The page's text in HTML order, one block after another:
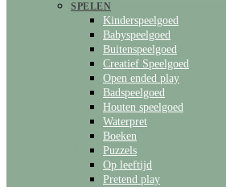
SPELEN
Kinderspeelgoed
Babyspeelgoed
Buitenspeelgoed
Creatief Speelgoed
Open ended play
Badspeelgoed
Houten speelgoed
Waterpret
Boeken
Puzzels
Op leeftijd
Pretend play